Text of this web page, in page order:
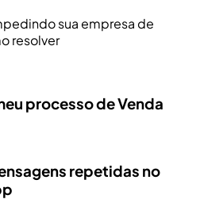
sua empresa de
resolver
processo de Venda
repetidas no